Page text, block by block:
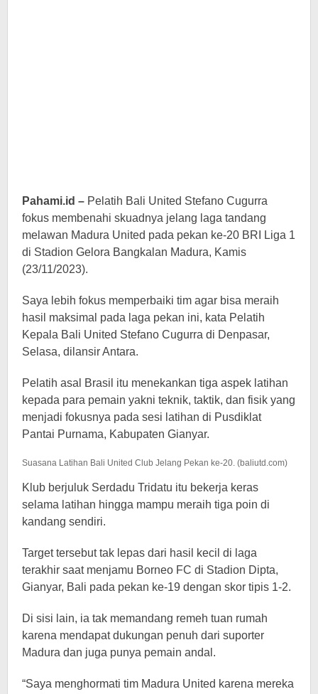
Pahami.id – Pelatih Bali United Stefano Cugurra
fokus membenahi skuadnya jelang laga tandang
melawan Madura United pada pekan ke-20 BRI Liga 1
di Stadion Gelora Bangkalan Madura, Kamis
(23/11/2023).
Saya lebih fokus memperbaiki tim agar bisa meraih
hasil maksimal pada laga pekan ini, kata Pelatih
Kepala Bali United Stefano Cugurra di Denpasar,
Selasa, dilansir Antara.
Pelatih asal Brasil itu menekankan tiga aspek latihan
kepada para pemain yakni teknik, taktik, dan fisik yang
menjadi fokusnya pada sesi latihan di Pusdiklat
Pantai Purnama, Kabupaten Gianyar.
Suasana Latihan Bali United Club Jelang Pekan ke-20. (baliutd.com)
Klub berjuluk Serdadu Tridatu itu bekerja keras
selama latihan hingga mampu meraih tiga poin di
kandang sendiri.
Target tersebut tak lepas dari hasil kecil di laga
terakhir saat menjamu Borneo FC di Stadion Dipta,
Gianyar, Bali pada pekan ke-19 dengan skor tipis 1-2.
Di sisi lain, ia tak memandang remeh tuan rumah
karena mendapat dukungan penuh dari suporter
Madura dan juga punya pemain andal.
“Saya menghormati tim Madura United karena mereka